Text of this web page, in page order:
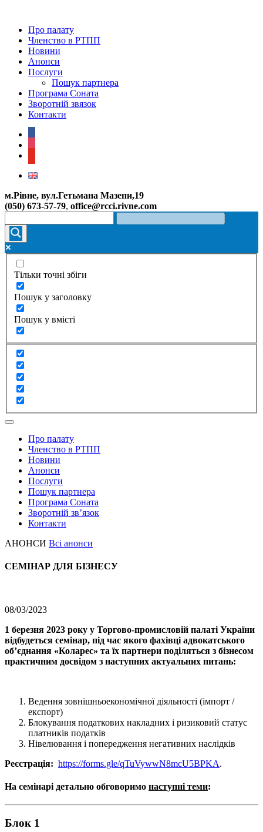
Про палату
Членство в РТПП
Новини
Анонси
Послуги
Пошук партнера
Програма Соната
Зворотній звязок
Контакти
м.Рівне, вул.Гетьмана Мазепи,19
(050) 673-57-79, office@rcci.rivne.com
Тільки точні збіги
Пошук у заголовку
Пошук у вмісті
Про палату
Членство в РТПП
Новини
Анонси
Послуги
Пошук партнера
Програма Соната
Зворотній зв’язок
Контакти
АНОНСИ Всі анонси
СЕМІНАР ДЛЯ БІЗНЕСУ
08/03/2023
1 березня 2023 року у Торгово-промисловій палаті України
відбудеться семінар, під час якого фахівці адвокатського
об’єднання «Коларес» та їх партнери поділяться з бізнесом
практичним досвідом з наступних актуальних питань:
Ведення зовнішньоекономічної діяльності (імпорт /
експорт)
Блокування податкових накладних і ризиковий статус
платників податків
Нівелювання і попередження негативних наслідків
Реєстрація: https://forms.gle/qTuVywwN8mcU5BPKA.
На семінарі детально обговоримо наступні теми:
Блок 1